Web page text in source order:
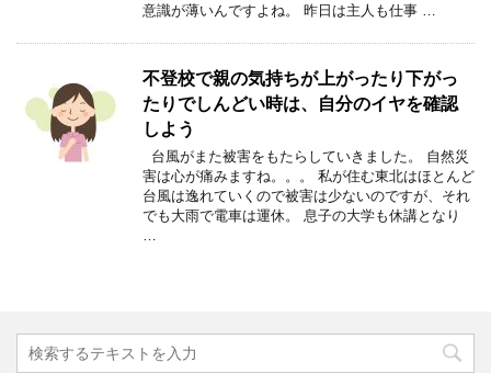
意識が薄いんですよね。 昨日は主人も仕事 …
不登校で親の気持ちが上がったり下がっ
たりでしんどい時は、自分のイヤを確認
しよう
台風がまた被害をもたらしていきました。 自然災
害は心が痛みますね。。。 私が住む東北はほとんど
台風は逸れていくので被害は少ないのですが、それ
でも大雨で電車は運休。 息子の大学も休講となり
…